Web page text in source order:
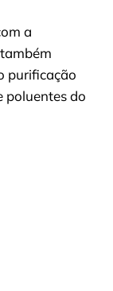
a
purificação
poluentes do